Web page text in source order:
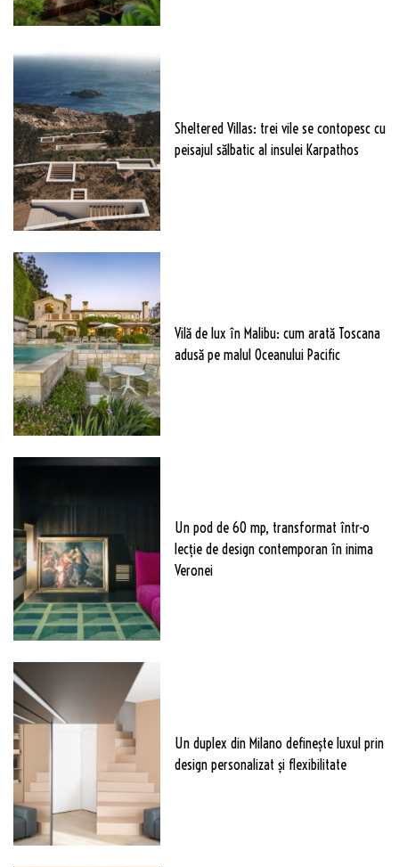
Sheltered Villas: trei vile se contopesc cu
peisajul sălbatic al insulei Karpathos
Vilă de lux în Malibu: cum arată Toscana
adusă pe malul Oceanului Pacific
Un pod de 60 mp, transformat într-o
lecție de design contemporan în inima
Veronei
Un duplex din Milano definește luxul prin
design personalizat și flexibilitate